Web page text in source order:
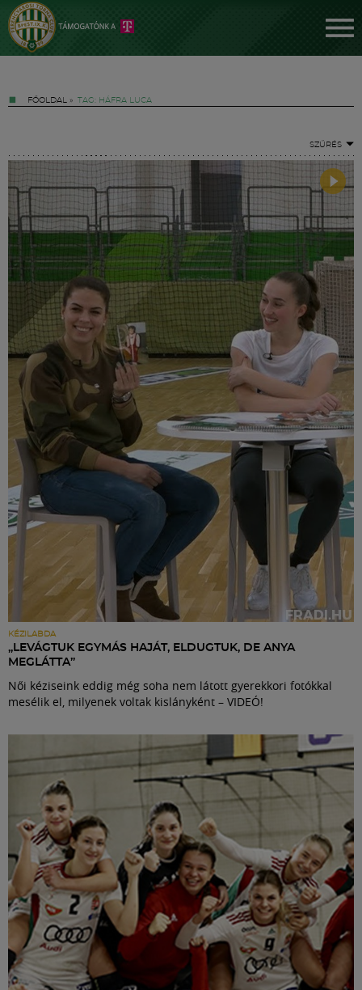
FŐOLDAL » TAG: HÁFRA LUCA
SZŰRÉS
KÉZILABDA
„LEVÁGTUK EGYMÁS HAJÁT, ELDUGTUK, DE ANYA
MEGLÁTTA”
Női kéziseink eddig még soha nem látott gyerekkori fotókkal
mesélik el, milyenek voltak kislányként – VIDEÓ!
Jegyek
FM YouTube +
Hírek
Labdarúgás
Szakosztályok
Meccscenter
Klub
Szolgáltatások
Shop
English